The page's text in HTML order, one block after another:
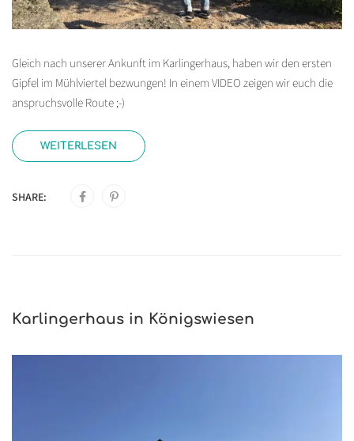
Gleich nach unserer Ankunft im Karlingerhaus, haben wir den ersten
Gipfel im Mühlviertel bezwungen! In einem VIDEO zeigen wir euch die
anspruchsvolle Route ;-)
WEITERLESEN
SHARE:
Karlingerhaus in Königswiesen